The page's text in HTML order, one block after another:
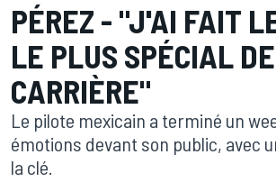
PÉREZ - "J'AI FAIT
LE PLUS SPÉCIAL
CARRIÈRE"
Le pilote mexicain a terminé un
émotions devant son public, avec
la clé.